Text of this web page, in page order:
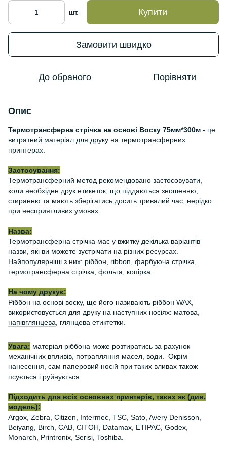
шт. Купити
Замовити швидко
До обраного Порівняти
Опис
Термотрансферна стрічка на основі Воску 75мм*300м - це
витратний матеріал для друку на термотрансферних
принтерах.
Застосування:
Термотрансферний метод рекомендовано застосовувати,
коли необхіден друк етикеток, що піддаються зношенню,
стиранню та мають зберігатись досить тривалий час, нерідко
при несприятливих умовах.
Назва:
Термотрансферна стрічка має у вжитку декілька варіантів
назви, які ви можете зустрічати на різних ресурсах.
Найпопулярніші з них: ріббон, ribbon, фарбуюча стрічка,
термотрансферна стрічка, фольга, копірка.
На чому друкує:
Ріббон на основі воску, ще його називають ріббон WAX,
використовується для друку на наступних носіях: матова,
напівглянцева , глянцева етиктетки.
Увага: матеріал ріббона може розтиратись за рахунок
механічних впливів, потрапляння масел, води. Окрім
нанесення, сам паперовий носій при таких вливах також
псується і руйнується.
Підходить для всіх основних принтерів, таких як (див.
модель):
Argox, Zebra, Citizen, Intermec, TSC, Sato, Avery Denisson,
Beiyang, Birch, CAB, CITOH, Datamax, ETIPAC, Godex,
Monarch, Printronix, Serisi, Toshiba.